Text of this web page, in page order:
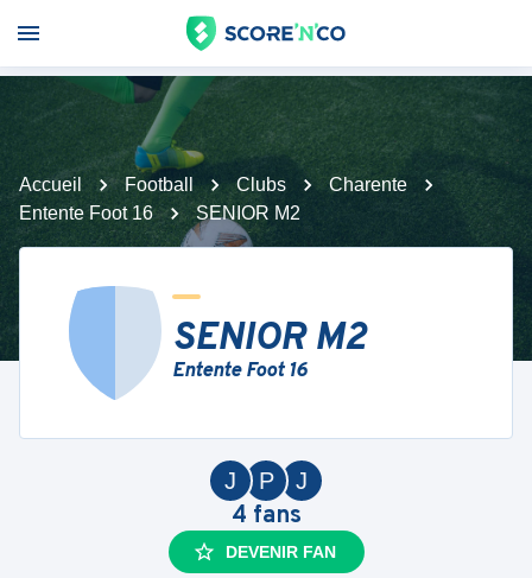
Accueil Football Clubs
Charente
Entente Foot 16
SENIOR M2
SENIOR M2
Entente Foot 16
J
P
J
4 fans
DEVENIR FAN